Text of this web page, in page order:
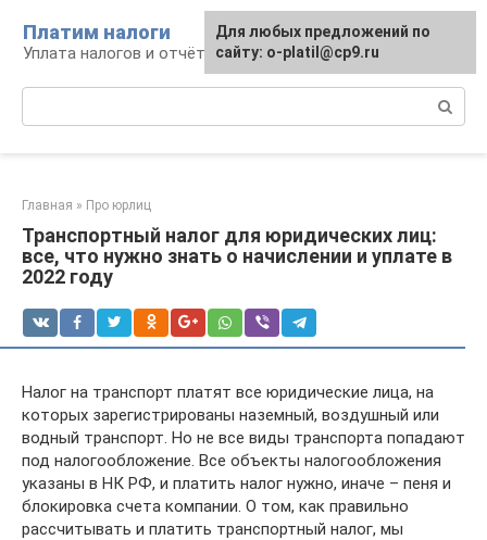
контенту
Платим налоги
Уплата налогов и отчётность
Главная » Про юрлиц
Транспортный налог для юридических лиц:
все, что нужно знать о начислении и уплате в
2022 году
Налог на транспорт платят все юридические лица, на
которых зарегистрированы наземный, воздушный или
водный транспорт. Но не все виды транспорта попадают
под налогообложение. Все объекты налогообложения
указаны в НК РФ, и платить налог нужно, иначе – пеня и
блокировка счета компании. О том, как правильно
рассчитывать и платить транспортный налог, мы
Для любых предложений по
сайту: o-platil@cp9.ru